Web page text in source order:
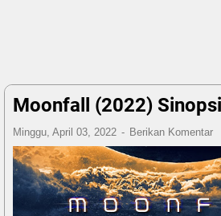
Moonfall (2022)
Minggu, April 03, 2022 Berikan Komentar